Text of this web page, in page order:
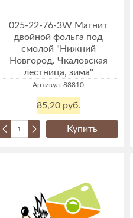
025-22-76-3W Магнит
двойной фольга под
смолой "Нижний
Новгород. Чкаловская
лестница, зима"
Артикул: 88810
85,20 руб.
Купить